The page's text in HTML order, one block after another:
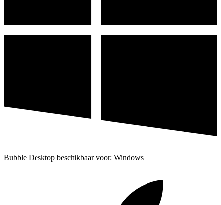
Bubble Desktop beschikbaar voor: Windows